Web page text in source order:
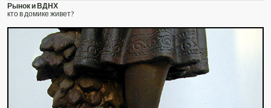
Рынок и ВДНХ
кто в домике живет?